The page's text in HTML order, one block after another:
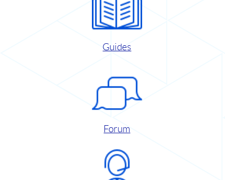
Guides
Forum